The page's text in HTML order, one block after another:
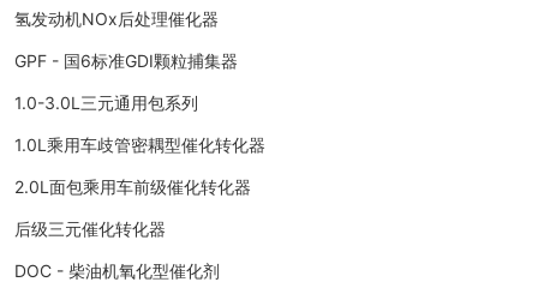
氢发动机NOx后处理催化器
GPF - 国6标准GDI颗粒捕集器
1.0-3.0L三元通用包系列
1.0L乘用车歧管密耦型催化转化器
2.0L面包乘用车前级催化转化器
后级三元催化转化器
DOC - 柴油机氧化型催化剂